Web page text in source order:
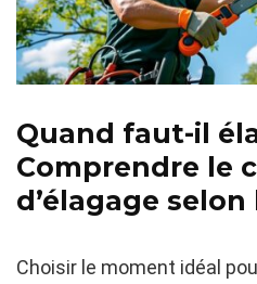
Quand faut-il
Comprendre le
d’élagage selon
Choisir le moment idéal